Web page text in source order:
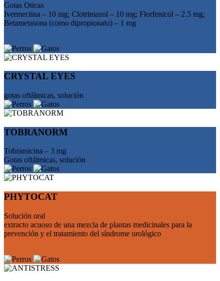
Gotas Oticas
Ivermectina – 10 mg; Clotrimazol – 10 mg; Florfenicol – 2.5 mg;
Betametasona (como dipropionato) – 1 mg
CRYSTAL EYES
gotas oftálmicas, solución
ТОBRANORM
Tobramicina – 3 mg
Gotas oftálmicas, solución
PHYTOCAT
Solución oral
extracto acuoso de una mezcla de plantas medicinales para la
prevención y el tratamiento del síndrome urológico